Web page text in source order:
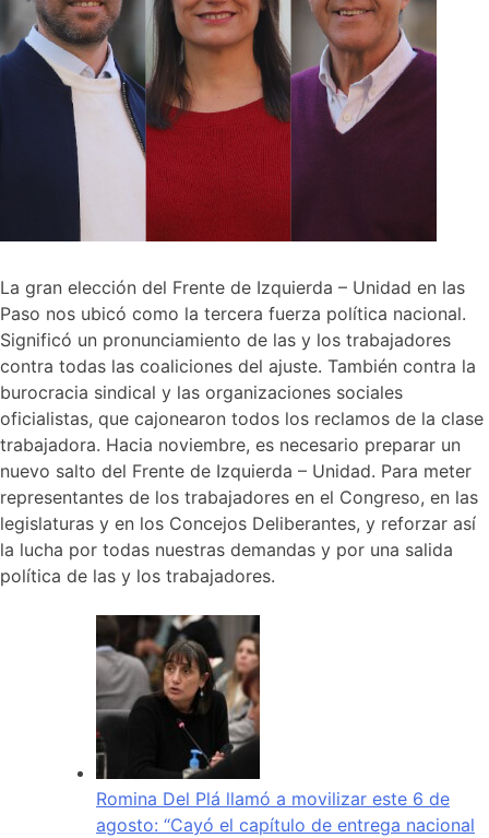
La gran elección del Frente de Izquierda – Unidad en las
Paso nos ubicó como la tercera fuerza política nacional.
Significó un pronunciamiento de las y los trabajadores
contra todas las coaliciones del ajuste. También contra la
burocracia sindical y las organizaciones sociales
oficialistas, que cajonearon todos los reclamos de la clase
trabajadora. Hacia noviembre, es necesario preparar un
nuevo salto del Frente de Izquierda – Unidad. Para meter
representantes de los trabajadores en el Congreso, en las
legislaturas y en los Concejos Deliberantes, y reforzar así
la lucha por todas nuestras demandas y por una salida
política de las y los trabajadores.
Romina Del Plá llamó a movilizar este 6 de
agosto: “Cayó el capítulo de entrega nacional